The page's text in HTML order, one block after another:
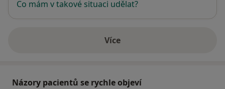
Co mám v takové situaci udělat?
Víceo adrese
Názory pacientů se rychle objeví